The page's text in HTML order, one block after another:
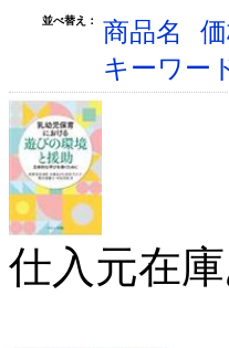
並べ替え： 商品名
キーワー
仕入元在庫